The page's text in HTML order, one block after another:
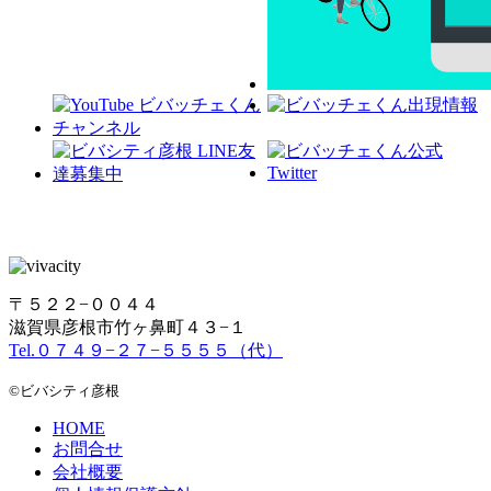
〒５２２−００４４
滋賀県彦根市竹ヶ鼻町４３−１
Tel.０７４９−２７−５５５５（代）
©ビバシティ彦根
HOME
お問合せ
会社概要